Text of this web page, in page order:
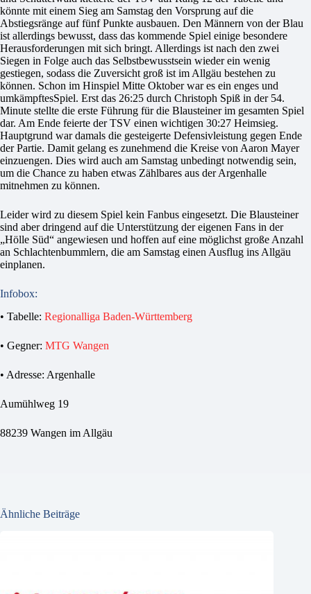
könnte mit einem Sieg am Samstag den Vorsprung auf die
Abstiegsränge auf fünf Punkte ausbauen. Den Männern von der Blau
ist allerdings bewusst, dass das kommende Spiel einige besondere
Herausforderungen mit sich bringt. Allerdings ist nach den zwei
Siegen in Folge auch das Selbstbewusstsein wieder ein wenig
gestiegen, sodass die Zuversicht groß ist im Allgäu bestehen zu
können. Schon im Hinspiel Mitte Oktober war es ein enges und
umkämpftesSpiel. Erst das 26:25 durch Christoph Spiß in der 54.
Minute stellte die erste Führung für die Blausteiner im gesamten Spiel
dar. Am Ende feierte der TSV einen wichtigen 30:27 Heimsieg.
Hauptgrund war damals die gesteigerte Defensivleistung gegen Ende
der Partie. Damit gelang es zunehmend die Kreise von Aaron Mayer
einzuengen. Dies wird auch am Samstag unbedingt notwendig sein,
um die Chance zu haben etwas Zählbares aus der Argenhalle
mitnehmen zu können.
Leider wird zu diesem Spiel kein Fanbus eingesetzt. Die Blausteiner
sind aber dringend auf die Unterstützung der eigenen Fans in der
„Hölle Süd“ angewiesen und hoffen auf eine möglichst große Anzahl
an Schlachtenbummlern, die am Samstag einen Ausflug ins Allgäu
einplanen.
Infobox:
• Tabelle: Regionalliga Baden-Württemberg
• Gegner: MTG Wangen
• Adresse: Argenhalle
Aumühlweg 19
88239 Wangen im Allgäu
Ähnliche Beiträge